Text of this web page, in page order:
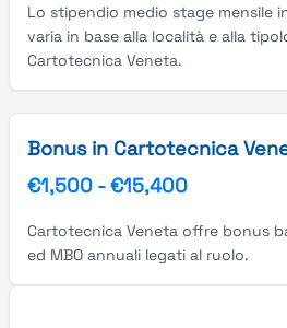
Lo stipendio medio stage mensile
varia in base alla località e alla
Cartotecnica Veneta.
Bonus in Cartotecnica
€1,500 -€15,400
Cartotecnica Veneta offre bonus
ed MBO annuali legati al ruolo.